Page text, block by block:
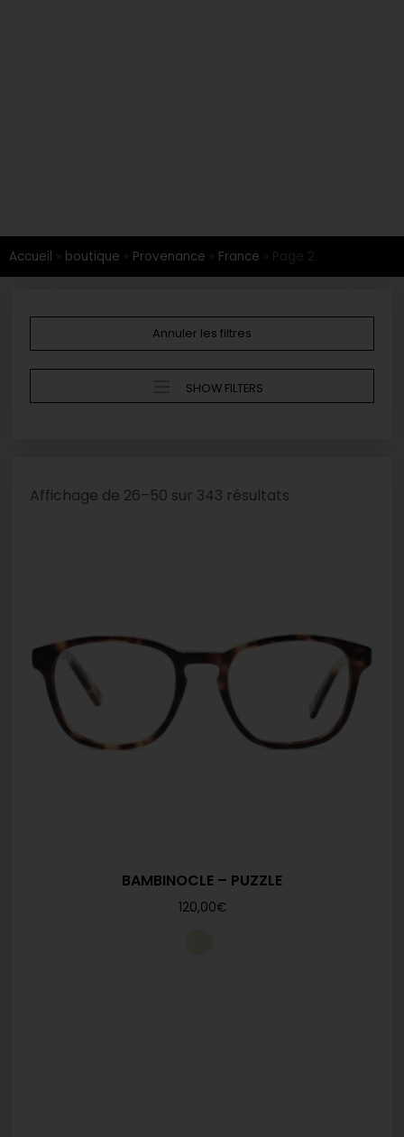
Accueil » boutique » Provenance » France » Page 2
Annuler les filtres
SHOW FILTERS
Affichage de 26–50 sur 343 résultats
BAMBINOCLE – PUZZLE
120,00€